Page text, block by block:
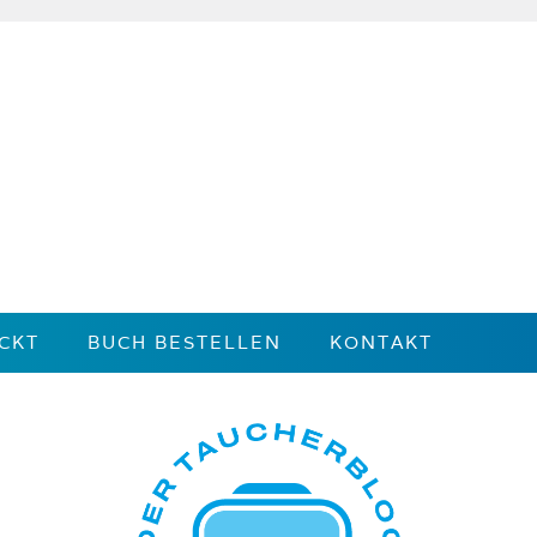
BUCH BESTELLEN KONTAKT